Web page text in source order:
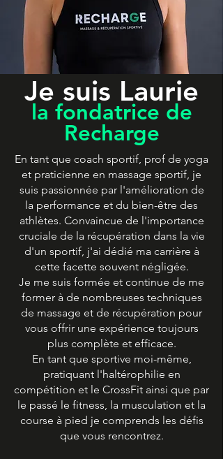
Je suis Laurie
la fondatrice de
Recharge
En tant que coach sportif, prof de yoga
et praticienne en massage sportif, je
suis passionnée par l'amélioration de
la performance et du bien-être des
athlètes. Convaincue de l'importance
cruciale de la récupération dans la vie
d'un sportif, j'ai dédié ma carrière à
cette facette souvent négligée.
Je me suis formée et continue de me
former à de nombreuses techniques
de massage et de récupération pour
vous offrir une expérience toujours
plus complète et efficace.
En tant que sportive moi-même,
pratiquant l'haltérophilie en
compétition et le CrossFit ainsi que par
le passé le fitness, la musculation et la
course à pied je comprends les défis
que vous rencontrez.